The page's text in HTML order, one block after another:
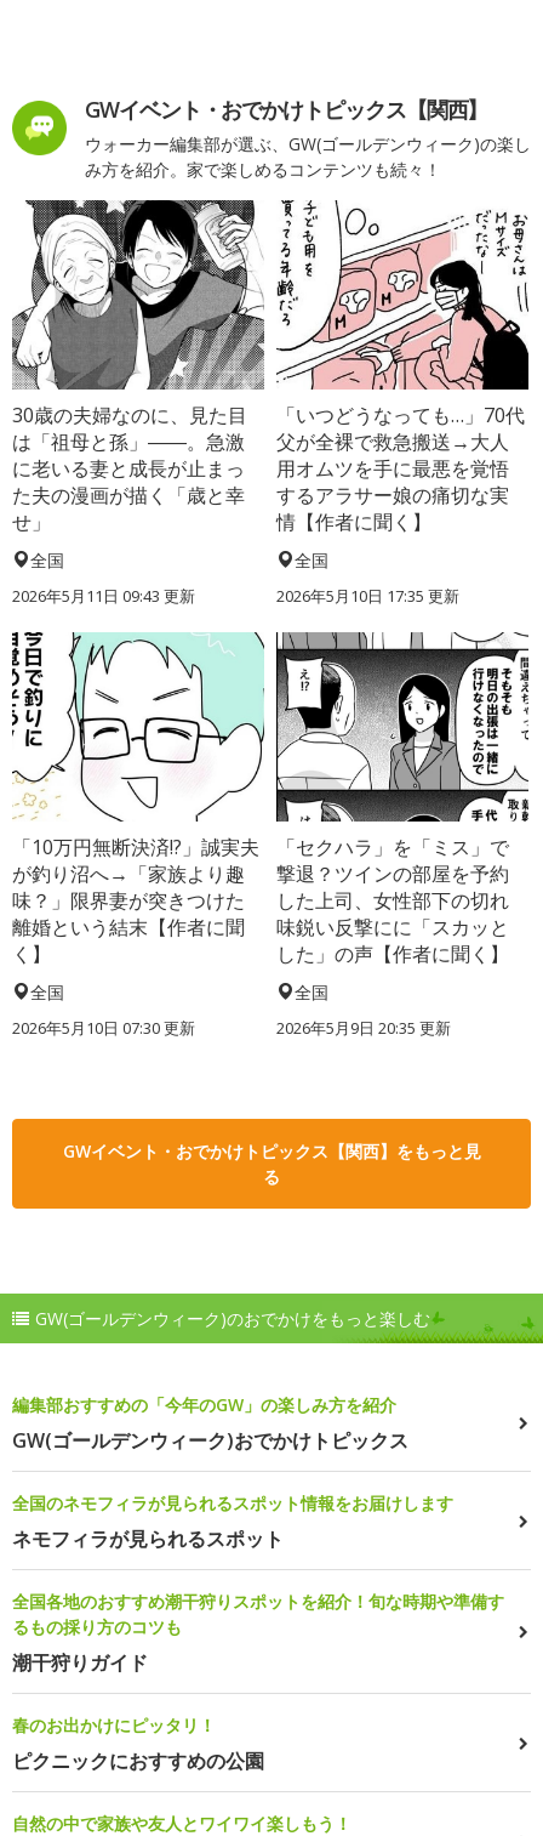
GWイベント・おでかけトピックス【関西】
ウォーカー編集部が選ぶ、GW(ゴールデンウィーク)の楽し
み方を紹介。家で楽しめるコンテンツも続々！
30歳の夫婦なのに、見た目
は「祖母と孫」――。急激
に老いる妻と成長が止まっ
た夫の漫画が描く「歳と幸
せ」
全国
2026年5月11日 09:43 更新
「いつどうなっても…」70代
父が全裸で救急搬送→大人
用オムツを手に最悪を覚悟
するアラサー娘の痛切な実
情【作者に聞く】
全国
2026年5月10日 17:35 更新
「10万円無断決済!?」誠実夫
が釣り沼へ→「家族より趣
味？」限界妻が突きつけた
離婚という結末【作者に聞
く】
全国
2026年5月10日 07:30 更新
「セクハラ」を「ミス」で
撃退？ツインの部屋を予約
した上司、女性部下の切れ
味鋭い反撃にに「スカッと
した」の声【作者に聞く】
全国
2026年5月9日 20:35 更新
GWイベント・おでかけトピックス【関西】をもっと見
る
GW(ゴールデンウィーク)のおでかけをもっと楽しむ
編集部おすすめの「今年のGW」の楽しみ方を紹介
GW(ゴールデンウィーク)おでかけトピックス
全国のネモフィラが見られるスポット情報をお届けします
ネモフィラが見られるスポット
全国各地のおすすめ潮干狩りスポットを紹介！旬な時期や準備す
るもの採り方のコツも
潮干狩りガイド
春のお出かけにピッタリ！
ピクニックにおすすめの公園
自然の中で家族や友人とワイワイ楽しもう！